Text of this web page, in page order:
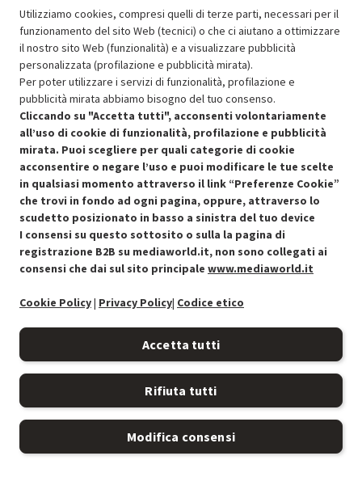
GIRMI FORNETTO ELETTRICO GRANCOTTO 58, 58 L,
ASSORBIMENTO MAX 1800 W, GIRARROSTO CON MOTORE - PRMG
GRADING OOCN - 14.99%
- PRMG GRADING OOCN - 15%
BUONO
O: Confezione originale integra
O: Accessori principali presenti
N: Prodotto funzionante
Prodotto Nuovo 219.00 -15%
Ricondizionato Prezzo ridotto da
186.15a-45%
In Promozione 102.38
Aggiungi al carrello
OFFERTE IMPERDIBILI
Risparmio garantito rispetto al corrispondente prodotto nuovo.
Utilizziamo cookies, compresi quelli di terze parti, necessari per il
funzionamento del sito Web (tecnici) o che ci aiutano a ottimizzare
il nostro sito Web (funzionalità) e a visualizzare pubblicità
personalizzata (profilazione e pubblicità mirata).
Per poter utilizzare i servizi di funzionalità, profilazione e
pubblicità mirata abbiamo bisogno del tuo consenso.
Cliccando su "Accetta tutti", acconsenti volontariamente
all’uso di cookie di funzionalità, profilazione e pubblicità
mirata. Puoi scegliere per quali categorie di cookie
acconsentire o negare l’uso e puoi modificare le tue scelte
in qualsiasi momento attraverso il link “Preferenze Cookie”
che trovi in fondo ad ogni pagina, oppure, attraverso lo
scudetto posizionato in basso a sinistra del tuo device
I consensi su questo sottosito o sulla la pagina di
registrazione B2B su mediaworld.it, non sono collegati ai
consensi che dai sul sito principale www.mediaworld.it
Cookie Policy| Privacy Policy| Codice etico
Accetta tutti
Rifiuta tutti
Modifica consensi